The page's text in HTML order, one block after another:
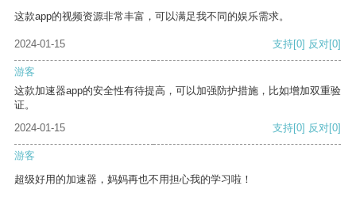
这款app的视频资源非常丰富，可以满足我不同的娱乐需求。
2024-01-15 支持[0] 反对[0]
游客
这款加速器app的安全性有待提高，可以加强防护措施，比如增加双重验
证。
2024-01-15
支持[0] 反对[0]
游客
超级好用的加速器，妈妈再也不用担心我的学习啦！